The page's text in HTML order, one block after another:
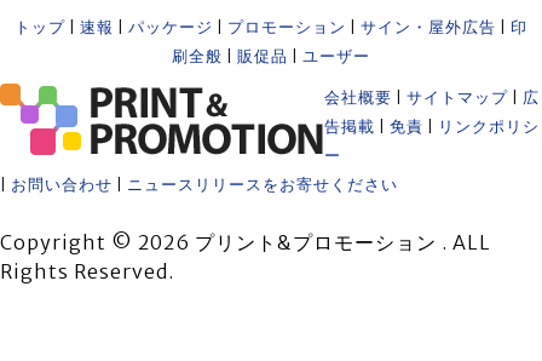
トップ 速報 パッケージ プロモーション サイン・屋外広告
印
刷全般
販促品 ユーザー
会社概要 サイトマップ
広
告掲載
免責
リンクポリシ
ー
お問い合わせ ニュースリリースをお寄せください
Copyright © 2026 プリント&プロモーション . ALL
Rights Reserved.